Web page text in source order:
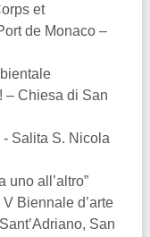
et
de Monaco –
– Chiesa di San
- Salita S. Nicola
uno all’altro”
Biennale d’arte
San